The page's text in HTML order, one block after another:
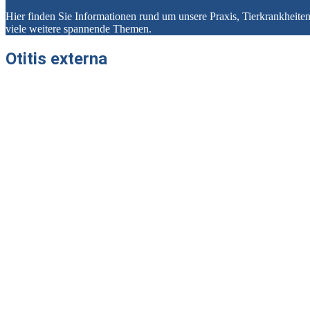
Hier finden Sie Informationen rund um unsere Praxis,
viele weitere spannende Themen.
Otitis externa